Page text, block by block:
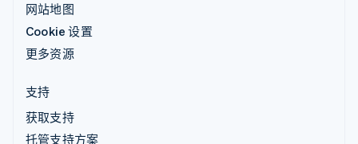
网站地图
Cookie 设置
更多资源
支持
获取支持
托管支持方案